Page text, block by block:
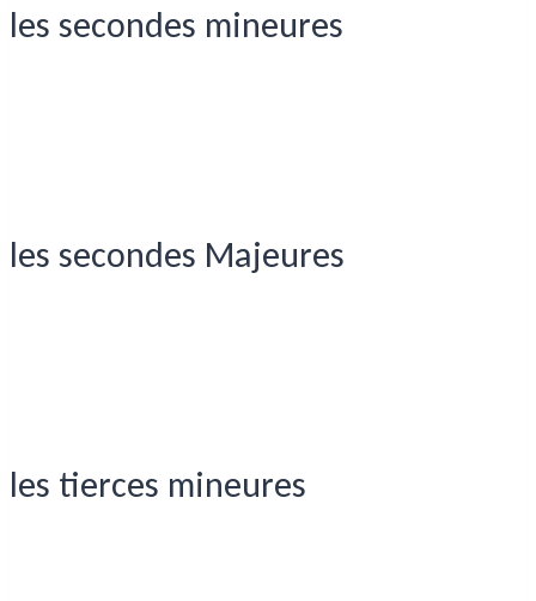
les secondes mineures
les secondes Majeures
les tierces mineures